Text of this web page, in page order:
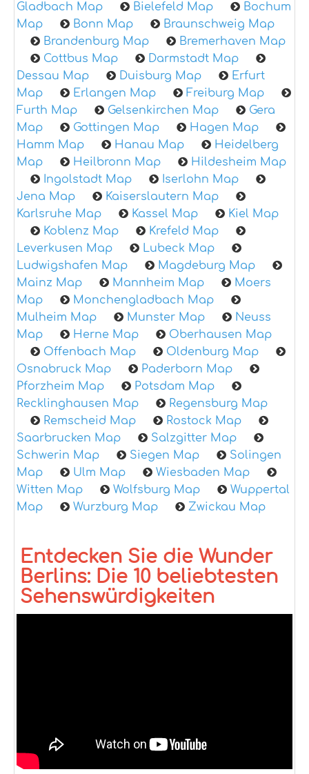
Gladbach Map Bielefeld Map
Bochum
Map
Bonn Map
Braunschweig Map
Brandenburg Map
Bremerhaven Map
Cottbus Map
Darmstadt Map
Dessau Map
Duisburg Map
Erfurt
Map
Erlangen Map
Freiburg Map
Furth Map
Gelsenkirchen Map
Gera
Map
Gottingen Map
Hagen Map
Hamm Map
Hanau Map
Heidelberg
Map
Heilbronn Map
Hildesheim Map
Ingolstadt Map
Iserlohn Map
Jena Map
Kaiserslautern Map
Karlsruhe Map
Kassel Map
Kiel Map
Koblenz Map
Krefeld Map
Leverkusen Map
Lubeck Map
Ludwigshafen Map
Magdeburg Map
Mainz Map
Mannheim Map
Moers
Map
Monchengladbach Map
Mulheim Map
Munster Map
Neuss
Map
Herne Map
Oberhausen Map
Offenbach Map
Oldenburg Map
Osnabruck Map
Paderborn Map
Pforzheim Map
Potsdam Map
Recklinghausen Map
Regensburg Map
Remscheid Map
Rostock Map
Saarbrucken Map
Salzgitter Map
Schwerin Map
Siegen Map
Solingen
Map
Ulm Map
Wiesbaden Map
Witten Map
Wolfsburg Map
Wuppertal
Map
Wurzburg Map Zwickau Map
Entdecken Sie die Wunder
Berlins: Die 10 beliebtesten
Sehenswürdigkeiten